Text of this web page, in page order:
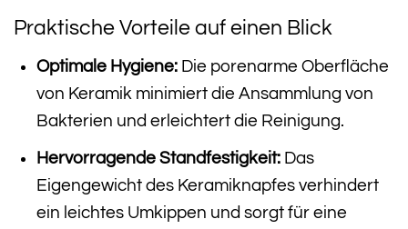
Praktische Vorteile auf einen Blick
Optimale Hygiene:Die porenarme Oberfläche
von Keramik minimiert die Ansammlung von
Bakterien und erleichtert die Reinigung.
Hervorragende Standfestigkeit:Das
Eigengewicht des Keramiknapfes verhindert
ein leichtes Umkippen und sorgt für eine